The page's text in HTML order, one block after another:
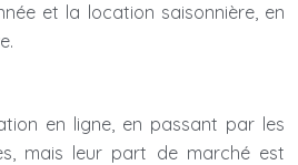
et la location saisonnière, en
en ligne, en passant par les
mais leur part de marché est